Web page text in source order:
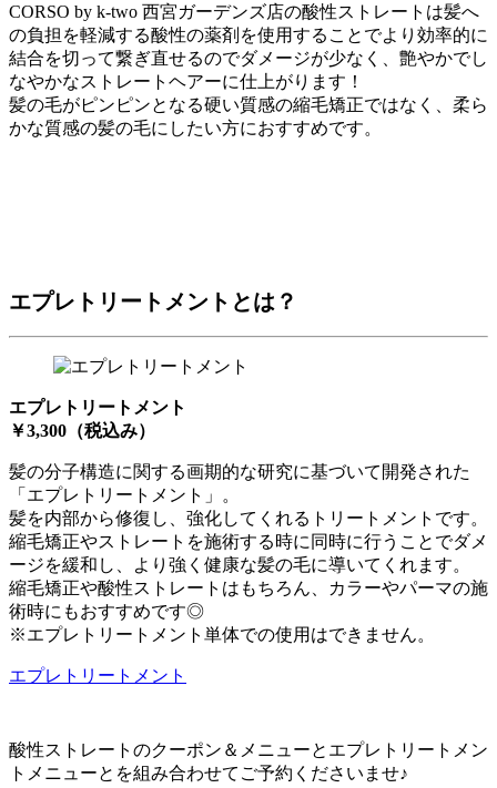
CORSO by k-two 西宮ガーデンズ店の酸性ストレートは髪へ
の負担を軽減する酸性の薬剤を使用することでより効率的に
結合を切って繋ぎ直せるのでダメージが少なく、艶やかでし
なやかなストレートヘアーに仕上がります！
髪の毛がピンピンとなる硬い質感の縮毛矯正ではなく、柔ら
かな質感の髪の毛にしたい方におすすめです。
エプレトリートメントとは？
エプレトリートメント
￥3,300 （税込み）
髪の分子構造に関する画期的な研究に基づいて開発された
「エプレトリートメント」。
髪を内部から修復し、強化してくれるトリートメントです。
縮毛矯正やストレートを施術する時に同時に行うことでダメ
ージを緩和し、より強く健康な髪の毛に導いてくれます。
縮毛矯正や酸性ストレートはもちろん、カラーやパーマの施
術時にもおすすめです◎
※エプレトリートメント単体での使用はできません。
エプレトリートメント
酸性ストレートのクーポン＆メニューとエプレトリートメン
トメニューとを組み合わせてご予約くださいませ♪